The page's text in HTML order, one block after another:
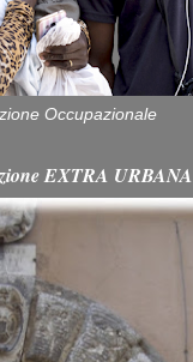
Occupazionale
EXTRA URBANA